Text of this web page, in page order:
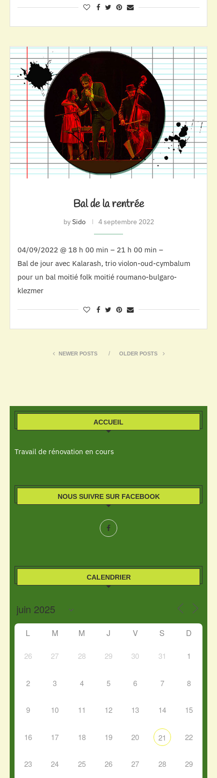
Bal de la rentrée
bySido 4 septembre 2022
04/09/2022 @ 18 h 00 min – 21 h 00 min –
Bal de jour avec Kalarash, trio violon-oud-cymbalum
pour un bal moitié folk moitié roumano-bulgaro-
klezmer
NEWER POSTS OLDER POSTS
ACCUEIL
Travail de rénovation en cours
NOUS SUIVRE SUR FACEBOOK
CALENDRIER
L M M J V S D
26 27 28 29 30 31 1
2 3 4 5 6 7 8
9 10 11 12 13 14 15
16 17 18 19 20 21 22
23 24 25 26 27 28 29